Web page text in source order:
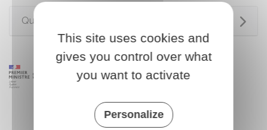
Questions ? Réponses !
This site uses cookies and
gives you control over what
you want to activate
Personalize